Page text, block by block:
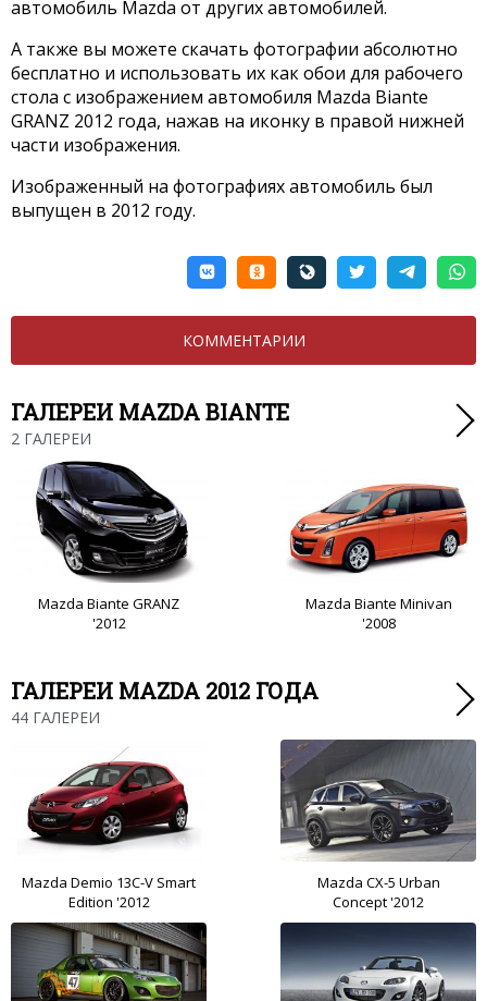
автомобиль Mazda от других автомобилей.
А также вы можете скачать фотографии абсолютно
бесплатно и использовать их как обои для рабочего
стола с изображением автомобиля Mazda Biante
GRANZ 2012 года, нажав на иконку в правой нижней
части изображения.
Изображенный на фотографиях автомобиль был
выпущен в 2012 году.
КОММЕНТАРИИ
ГАЛЕРЕИ MAZDA BIANTE
2 ГАЛЕРЕИ
Mazda Biante GRANZ
'2012
Mazda Biante Minivan
'2008
ГАЛЕРЕИ MAZDA 2012 ГОДА
44 ГАЛЕРЕИ
Mazda Demio 13C-V Smart
Edition '2012
Mazda CX-5 Urban
Concept '2012